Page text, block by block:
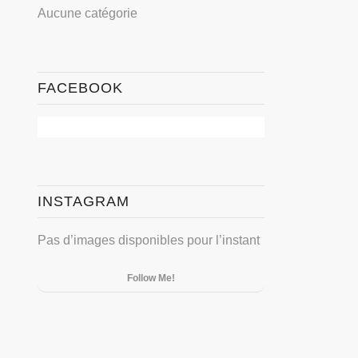
Aucune catégorie
FACEBOOK
INSTAGRAM
Pas d’images disponibles pour l’instant
Follow Me!